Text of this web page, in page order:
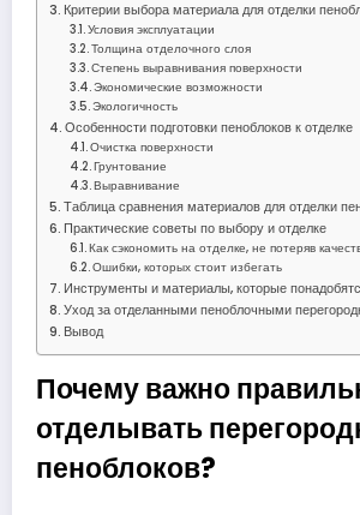
Критерии выбора материала для отделки
Условия эксплуатации
Толщина отделочного слоя
Степень выравнивания поверхности
Экономические возможности
Экологичность
Особенности подготовки пеноблоков к отделке
Очистка поверхности
Грунтование
Выравнивание
Таблица сравнения материалов для отделки
Практические советы по выбору и отделке
Как сэкономить на отделке, не потеряв
Ошибки, которых стоит избегать
Инструменты и материалы, которые
Уход за отделанными пеноблочными
Вывод
Почему важно
отделывать
пеноблоков?